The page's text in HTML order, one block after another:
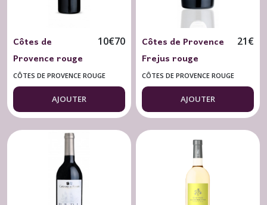
Côtes de
Provence rouge
Rouët Villa
Esterelle 2023
10€70
CÔTES DE PROVENCE ROUGE
AJOUTER
Côtes de Provence
Frejus rouge
Château du Rouët
Hermès 2022
21€
CÔTES DE PROVENCE ROUGE
AJOUTER